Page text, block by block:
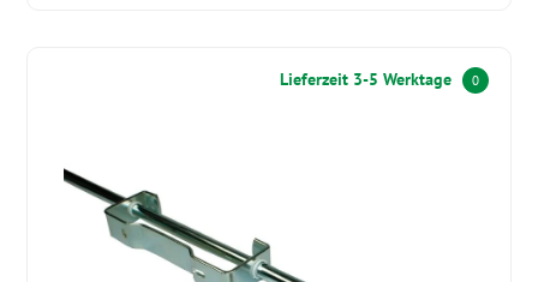
Lieferzeit 3-5 Werktage 0